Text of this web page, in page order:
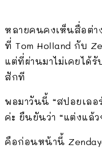
หลายคนคงเห็นสื่อต่า
ที่ Tom Holland กับ
แต่ที่ผ่านมาไม่เคยได้
สักที
พอมาวันนี้ “สปอยเลอ
ค่ะ ยืนยันว่า “แต่งแล้ว
คือก่อนหน้านี้